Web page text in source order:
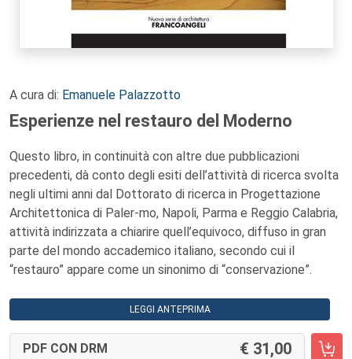
A cura di: Emanuele Palazzotto
Esperienze nel restauro del Moderno
Questo libro, in continuità con altre due pubblicazioni
precedenti, dà conto degli esiti dell’attività di ricerca svolta
negli ultimi anni dal Dottorato di ricerca in Progettazione
Architettonica di Paler-mo, Napoli, Parma e Reggio Calabria,
attività indirizzata a chiarire quell’equivoco, diffuso in gran
parte del mondo accademico italiano, secondo cui il
“restauro” appare come un sinonimo di “conservazione”.
LEGGI ANTEPRIMA
PDF CON DRM 31,00